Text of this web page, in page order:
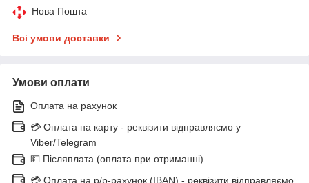
Нова Пошта
Всі умови доставки
Умови оплати
Оплата на рахунок
💳 Оплата на карту - реквізити відправляємо у
Viber/Telegram
💵 Післяплата (оплата при отриманні)
💳 Оплата на р/р-рахунок (IBAN) - реквізити відправляємо